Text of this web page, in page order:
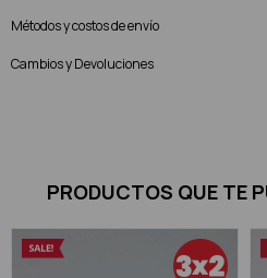
Métodos y costos de envío
Cambios y Devoluciones
PRODUCTOS QUE TE